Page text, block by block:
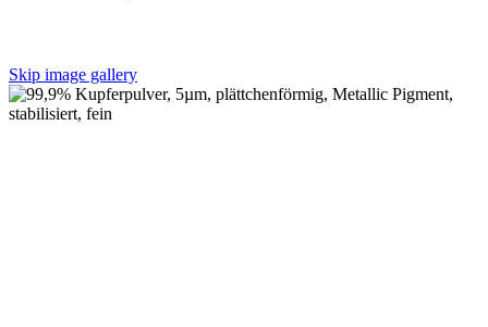
Skip image gallery